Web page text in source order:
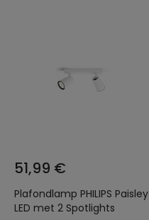
51,99 €
Plafondlamp PHILIPS Paisley
LED met 2 Spotlights